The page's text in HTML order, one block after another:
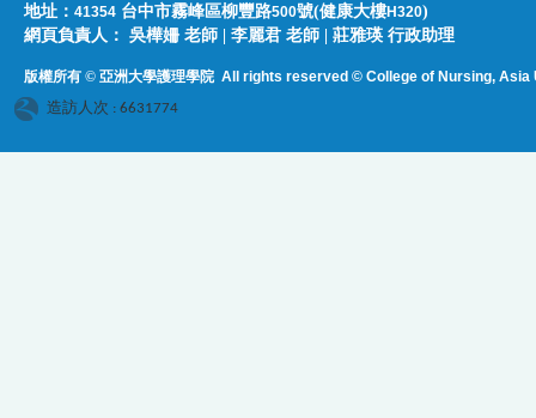
地址：41354 台中市霧峰區柳豐路500號(健康大樓H320)
網頁負責人：​​​ ​吳樺姍 老師 | 李麗君 老師 | 莊雅瑛 行政助理
版權所有 © 亞洲大學護理學院All rights reserved © College of Nursing, Asia
造訪人次 : 6631774